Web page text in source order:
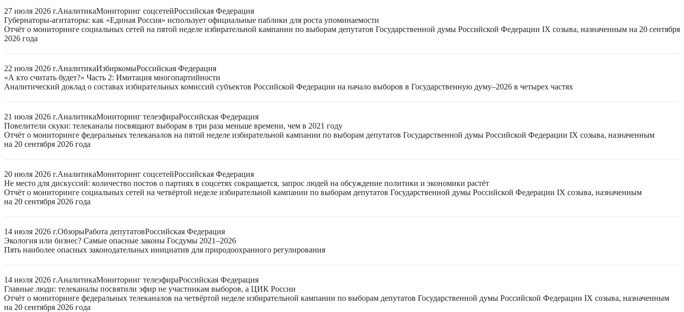
27 июля 2026 г.АналитикаМониторинг соцсетейРоссийская Федерация
Губернаторы-агитаторы: как «Единая Россия» использует официальные паблики для роста упоминаемости
Отчёт о мониторинге социальных сетей на пятой неделе избирательной кампании по выборам депутатов Государственной думы Российской Федерации IX созыва, назначенным на 20 сентября
2026 года
22 июля 2026 г.АналитикаИзбиркомыРоссийская Федерация
«А кто считать будет?» Часть 2: Имитация многопартийности
Аналитический доклад о составах избирательных комиссий субъектов Российской Федерации на начало выборов в Государственную думу–2026 в четырех частях
21 июля 2026 г.АналитикаМониторинг телеэфираРоссийская Федерация
Повелители скуки: телеканалы посвящают выборам в три раза меньше времени, чем в 2021 году
Отчёт о мониторинге федеральных телеканалов на пятой неделе избирательной кампании по выборам депутатов Государственной думы Российской Федерации IX созыва, назначенным
на 20 сентября 2026 года
20 июля 2026 г.АналитикаМониторинг соцсетейРоссийская Федерация
Не место для дискуссий: количество постов о партиях в соцсетях сокращается, запрос людей на обсуждение политики и экономики растёт
Отчёт о мониторинге социальных сетей на четвёртой неделе избирательной кампании по выборам депутатов Государственной думы Российской Федерации IX созыва, назначенным
на 20 сентября 2026 года
14 июля 2026 г.ОбзорыРабота депутатовРоссийская Федерация
Экология или бизнес? Самые опасные законы Госдумы 2021–2026
Пять наиболее опасных законодательных инициатив для природоохранного регулирования
14 июля 2026 г.АналитикаМониторинг телеэфираРоссийская Федерация
Главные люди: телеканалы посвятили эфир не участникам выборов, а ЦИК России
Отчёт о мониторинге федеральных телеканалов на четвёртой неделе избирательной кампании по выборам депутатов Государственной думы Российской Федерации IX созыва, назначенным
на 20 сентября 2026 года